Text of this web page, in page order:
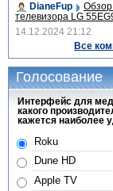
DianeFup
Обзор
телевизора LG
14.12.2024 21:12
Все
Голосование
Интерфейс для
какого
кажется наиболее
Roku
Dune HD
Apple TV